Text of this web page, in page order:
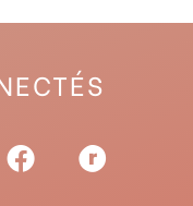
F
a
R
a